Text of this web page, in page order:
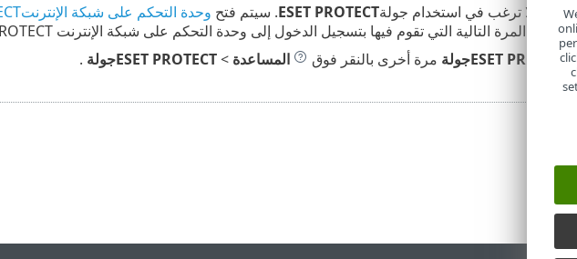
كنت لا ترغب في استخدام جولةESET PROTECT. سيتم فتح وحدة التحكم على شبكة الإنترنتESET PROTECT
في المرة التالية التي تقوم فيها بتسجيل الدخول إلى وحدة التحكم على شبكة الإنترنت ESET PROTECT.
ESET PROTECTجولة مرة أخرى بالنقر فوق المساعدة >ESET PROTECTجولة .